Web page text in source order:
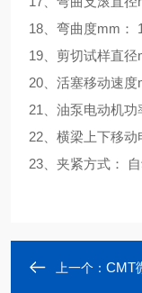
18、弯曲度mm：
19、剪切试样直径
20、活塞移动速
21、油泵电动机功
22、横梁上下移
23、夹紧方式：
上一个： CMT